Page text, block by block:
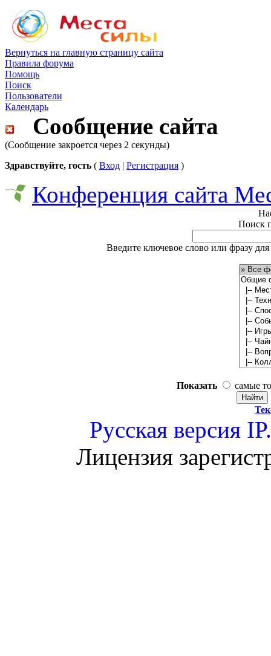
Вернуться на главную страницу сайта
Правила форума
Помощь
Поиск
Пользователи
Календарь
Сообщение сайта
(Сообщение закроется через 2 секунды)
Здравствуйте, гость ( Вход | Регистрация )
Конференция сайта
Поиск
Введите ключевое слово или фразу
Показать самые
Русская версия
Лицензия